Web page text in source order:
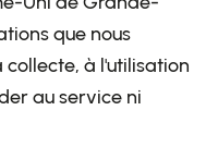
que nous
collecte, à l'utilisation
au service ni